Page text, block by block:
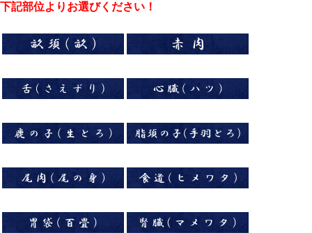
下記部位よりお選びください！